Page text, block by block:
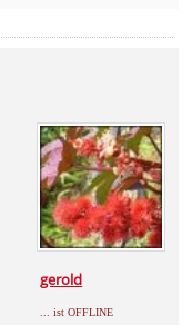
gerold
... ist OFFLINE